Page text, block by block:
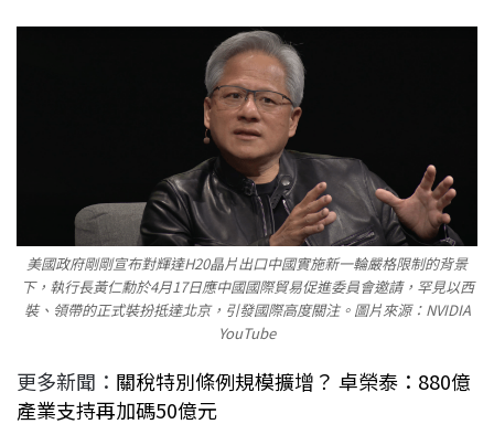
美國政府剛剛宣布對輝達H20晶片出口中國實施新一輪嚴格限制的背景
下，執行長黃仁勳於4月17日應中國國際貿易促進委員會邀請，罕見以西
裝、領帶的正式裝扮抵達北京，引發國際高度關注。圖片來源：NVIDIA
YouTube
更多新聞： 關稅特別條例規模擴增？ 卓榮泰：880億
產業支持再加碼50億元